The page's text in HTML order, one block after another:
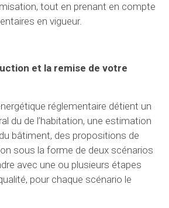
tout en prenant en compte
en vigueur.
et la remise de votre
réglementaire détient un
du de l’habitation, une estimation
bâtiment, des propositions de
sous la forme de deux scénarios
avec une ou plusieurs étapes
pour chaque scénario le